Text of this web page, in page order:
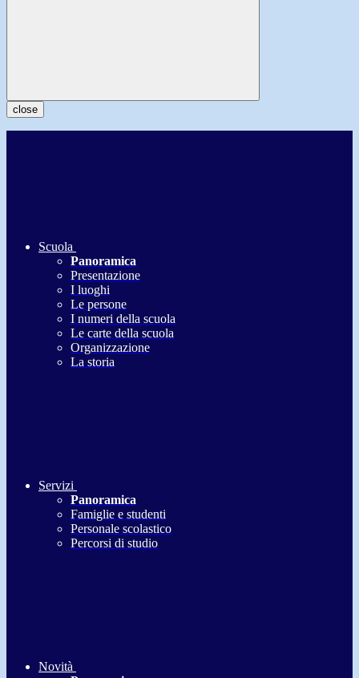
close
Scuola
Panoramica
Presentazione
I luoghi
Le persone
I numeri della scuola
Le carte della scuola
Organizzazione
La storia
Servizi
Panoramica
Famiglie e studenti
Personale scolastico
Percorsi di studio
Novità